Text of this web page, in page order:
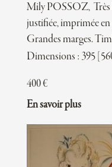
Mily POSSOZ, Très
justifiée, imprimée en
Grandes marges.
Dimensions : 395
400€
En savoir plus